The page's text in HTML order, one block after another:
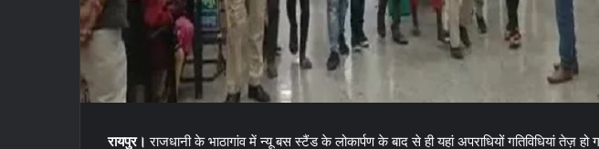
रायपुर।राजधानी के भाठागांव में न्यू बस स्टैंड के लोकार्पण के बाद से ही यहां अपराधियों गतिविधियां तेज़